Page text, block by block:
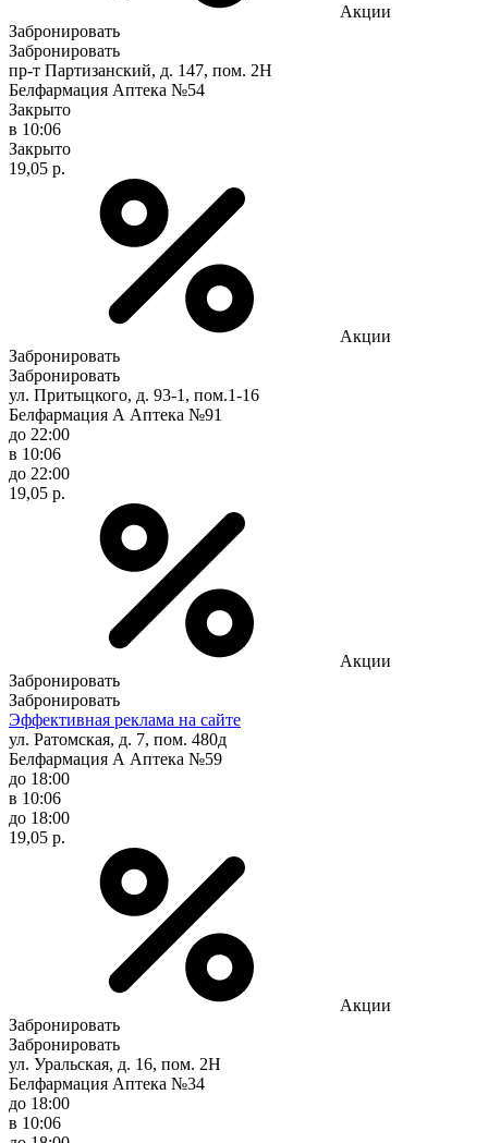
Акции
Забронировать
Забронировать
пр-т Партизанский, д. 147, пом. 2Н
Белфармация Аптека №54
Закрыто
в 10:06
Закрыто
19,05 р.
Акции
Забронировать
Забронировать
ул. Притыцкого, д. 93-1, пом.1-16
Белфармация А Аптека №91
до 22:00
в 10:06
до 22:00
19,05 р.
Акции
Забронировать
Забронировать
Эффективная реклама на сайте
ул. Ратомская, д. 7, пом. 480д
Белфармация А Аптека №59
до 18:00
в 10:06
до 18:00
19,05 р.
Акции
Забронировать
Забронировать
ул. Уральская, д. 16, пом. 2Н
Белфармация Аптека №34
до 18:00
в 10:06